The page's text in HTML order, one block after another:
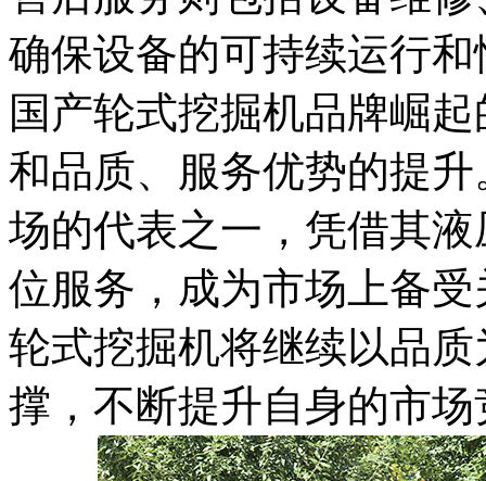
确保设备的可持续运行
国产轮式挖掘机品牌崛
和品质、服务优势的提
场的代表之一，凭借其
位服务，成为市场上备
轮式挖掘机将继续以品
撑，不断提升自身的市